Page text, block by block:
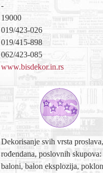
-
19000
019/423-026
019/415-898
062/423-085
www.bisdekor.in.rs
Dekorisanje svih vrsta
rođendana, poslovnih
baloni, balon eksplozija,